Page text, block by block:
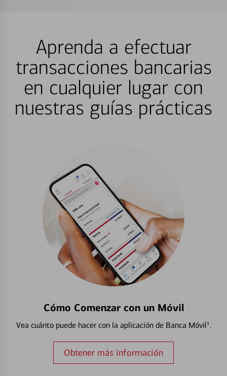
Aprenda a efectuar
transacciones bancarias
en cualquier lugar con
nuestras guías prácticas
Cómo Comenzar con un Móvil
Vea cuánto puede hacer con la aplicación de Banca Móvil¹.
Obtener más información